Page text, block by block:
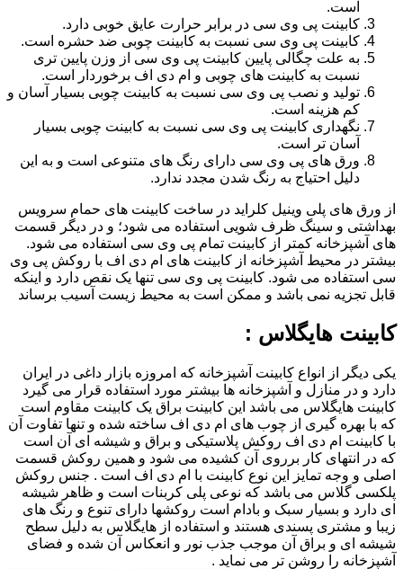
است.
کابینت پی وی سی در برابر حرارت عایق خوبی دارد.
کابینت پی وی سی نسبت به کابینت چوبی ضد حشره است.
به علت چگالی پایین کابینت پی وی سی از وزن پایین تری
نسبت به کابینت های چوبی و ام دی اف برخوردار است.
تولید و نصب پی وی سی نسبت به کابینت چوبی بسیار آسان و
کم هزینه است.
نگهداری کابینت پی وی سی نسبت به کابینت چوبی بسیار
آسان تر است.
ورق های پی وی سی دارای رنگ های متنوعی است و به این
دلیل احتیاج به رنگ شدن مجدد ندارد.
از ورق های پلی وینیل کلراید در ساخت کابینت های حمام سرویس
بهداشتی و سینگ ظرف شویی استفاده می شود؛ و در دیگر قسمت
های آشپزخانه کمتر از کابینت تمام پی وی سی استفاده می شود.
بیشتر در محیط آشپزخانه از کابینت های ام دی اف با روکش پی وی
سی استفاده می شود. کابینت پی وی سی تنها یک نقص دارد و اینکه
قابل تجزیه نمی باشد و ممکن است به محیط زیست آسیب برساند
کابینت هایگلاس :
یکی دیگر از انواع کابینت آشپزخانه که امروزه بازار داغی در ایران
دارد و در منازل و آشپزخانه ها بیشتر مورد استفاده قرار می گیرد
کابینت هایگلاس می باشد این کابینت براق یک کابینت مقاوم است
که با بهره گیری از چوب های ام دی اف ساخته شده و تنها تفاوت آن
با کابینت ام دی اف روکش پلاستیکی و براق و شیشه ای آن است
که در انتهای کار برروی آن کشیده می شود و همین روکش قسمت
اصلی و وجه تمایز این نوع کابینت با ام دی اف است . جنس روکش
پلکسی گلاس می باشد که نوعی پلی کربنات است و ظاهر شیشه
ای دارد و بسیار سبک و بادام است روکشها دارای تنوع و رنگ های
زیبا و مشتری پسندی هستند و استفاده از هایگلاس به دلیل سطح
شیشه ای و براق آن موجب جذب نور و انعکاس آن شده و فضای
آشپزخانه را روشن تر می نماید .